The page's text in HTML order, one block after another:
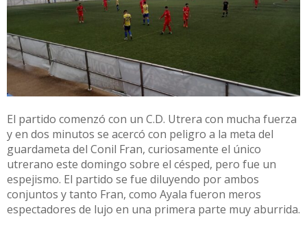
El partido comenzó con un C.D. Utrera con mucha fuerza
y en dos minutos se acercó con peligro a la meta del
guardameta del Conil Fran, curiosamente el único
utrerano este domingo sobre el césped, pero fue un
espejismo. El partido se fue diluyendo por ambos
conjuntos y tanto Fran, como Ayala fueron meros
espectadores de lujo en una primera parte muy aburrida.